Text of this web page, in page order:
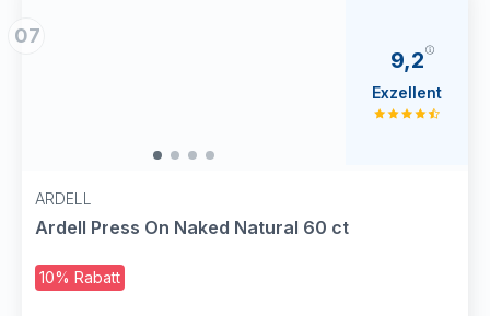
07
ARDELL
Ardell Press On Naked Natural 60 ct
10% Rabatt
9,2
Exzellent